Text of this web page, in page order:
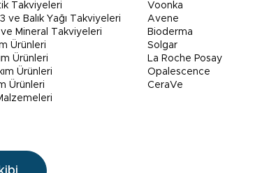
Takviyeleri
ve Balık Yağı Takviyeleri
Mineral Takviyeleri
Ürünleri
Ürünleri
Ürünleri
Ürünleri
Voonka
Avene
Bioderma
Solgar
La Roche Posay
Opalescence
CeraVe